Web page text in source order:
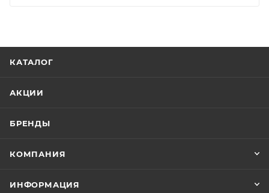
КАТАЛОГ
АКЦИИ
БРЕНДЫ
КОМПАНИЯ
ИНФОРМАЦИЯ